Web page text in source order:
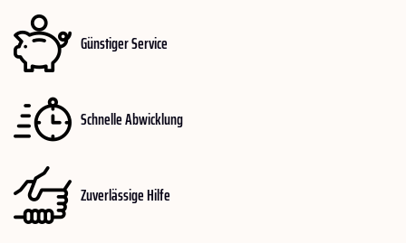
Günstiger Service
Schnelle Abwicklung
Zuverlässige Hilfe